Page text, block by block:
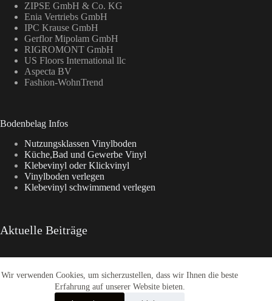
Wir verwenden Cookies, um sicherzustellen, dass wir Ihnen die beste
Erfahrung auf unserer Website bieten.
ZIPSE GmbH & Co. KG
Enia Vertriebs GmbH
IPC Krause GmbH
Gerflor Mipolam GmbH
RIGROMONT GmbH
US Floors International llc
Aspecta BV
Fashion-WohnTrend
Bodenbelag Infos
Nutzungsklassen Vinylboden
Küche,Bad und Gewerbe Vinyl
Klebevinyl oder Klickvinyl
Vinylboden verlegen
Klebevinyl schwimmend verlegen
Aktuelle Beiträge
Aspecta Vinylboden
Enia Kollektionen im Überblick
CasaNova Vinylboden